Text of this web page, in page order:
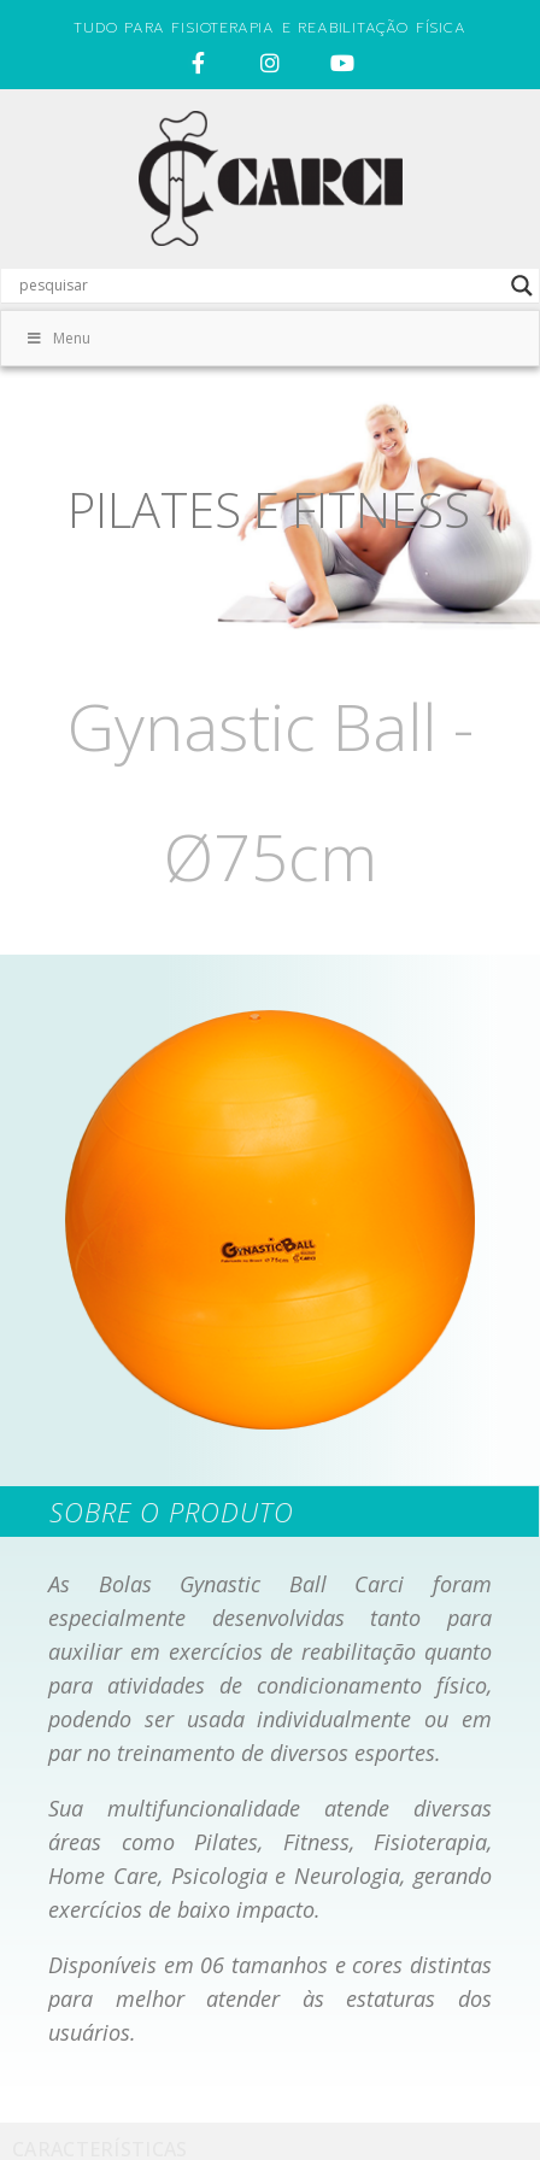
TUDO PARA FISIOTERAPIA E REABILITAÇÃO FÍSICA
Menu
PILATES E FITNESS
Gynastic Ball -
Ø75cm
SOBRE O PRODUTO
As Bolas Gynastic Ball Carci foram
especialmente desenvolvidas tanto para
auxiliar em exercícios de reabilitação quanto
para atividades de condicionamento físico,
podendo ser usada individualmente ou em
par no treinamento de diversos esportes.
Sua multifuncionalidade atende diversas
áreas como Pilates, Fitness, Fisioterapia,
Home Care, Psicologia e Neurologia, gerando
exercícios de baixo impacto.
Disponíveis em 06 tamanhos e cores distintas
para melhor atender às estaturas dos
usuários.